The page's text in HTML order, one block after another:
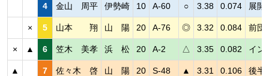
4 金山 周平 伊勢崎 10 A-60 ○ 3.38 0.074 展開
× 5 山本 翔 山 陽 20 A-76 ◎ 3.32 0.084 前団
× ▲ 6 笠木 美孝 浜 松 20 A-2 △ 3.35 0.082 イン
▲ 7 佐々木 啓 山 陽 20 S-48 ▲ 3.31 0.106 後半